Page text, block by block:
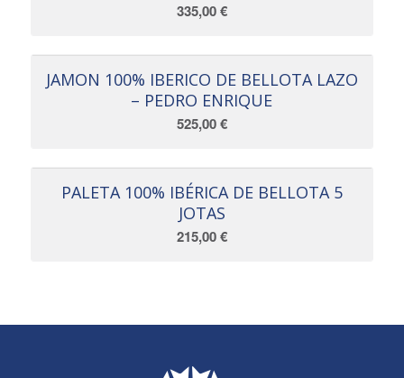
335,00€
JAMON 100% IBERICO DE BELLOTA LAZO
– PEDRO ENRIQUE
525,00€
PALETA 100% IBÉRICA DE BELLOTA 5
JOTAS
215,00€